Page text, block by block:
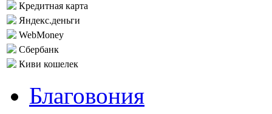
Кредитная карта
Яндекс.деньги
WebMoney
Сбербанк
Киви кошелек
Благовония